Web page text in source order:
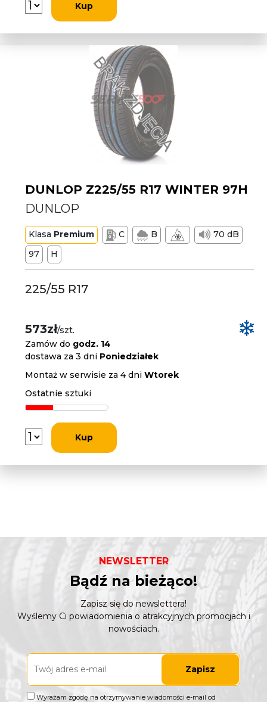
Kup
DUNLOP Z225/55 R17 WINTER 97H
DUNLOP
Klasa Premium C B
70 dB
97
H
225/55 R17
573zł/szt.
Zamów do godz. 14
dostawa za 3 dni Poniedziałek
Montaż w serwisie za 4 dniWtorek
Ostatnie sztuki
Kup
NEWSLETTER
Bądź na bieżąco!
Zapisz się do newslettera!
Wyślemy Ci powiadomienia o atrakcyjnych promocjach i
nowościach.
Zapisz
Wyrażam zgodę na otrzymywanie wiadomości e-mail od